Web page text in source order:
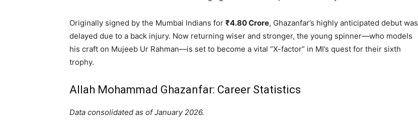
Originally signed by the Mumbai Indians for ₹4.80 Crore, Ghazanfar’s highly anticipated debut was
delayed due to a back injury. Now returning wiser and stronger, the young spinner—who models
his craft on Mujeeb Ur Rahman—is set to become a vital “X-factor” in MI’s quest for their sixth
trophy.
Allah Mohammad Ghazanfar: Career Statistics
Data consolidated as of January 2026.